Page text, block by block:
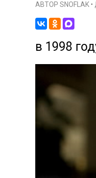
АВТОР SNOFLAK •
в 1998